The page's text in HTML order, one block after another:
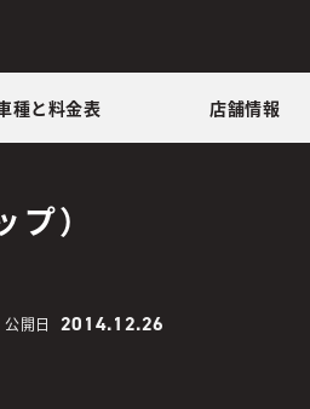
種と料金表 店舗情報
）
公開日 2014.12.26